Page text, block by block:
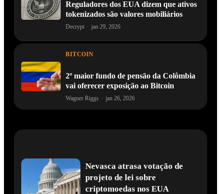
Reguladores dos EUA dizem que ativos
tokenizados são valores mobiliários
Decrypt · jan 29, 2026
BITCOIN
2º maior fundo de pensão da Colômbia
vai oferecer exposição ao Bitcoin
Wagner Riggs · jan 26, 2026
Nevasca atrasa votação de
projeto de lei sobre
criptomoedas nos EUA